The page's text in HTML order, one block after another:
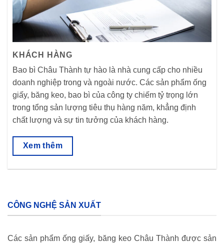
KHÁCH HÀNG
Bao bì Châu Thành tự hào là nhà cung cấp cho nhiều
doanh nghiệp trong và ngoài nước. Các sản phẩm ống
giấy, băng keo, bao bì của công ty chiếm tỷ trọng lớn
trong tổng sản lượng tiêu thụ hàng năm, khẳng định
chất lượng và sự tin tưởng của khách hàng.
Xem thêm
CÔNG NGHỆ SẢN XUẤT
Các sản phẩm ống giấy, băng keo Châu Thành được sản